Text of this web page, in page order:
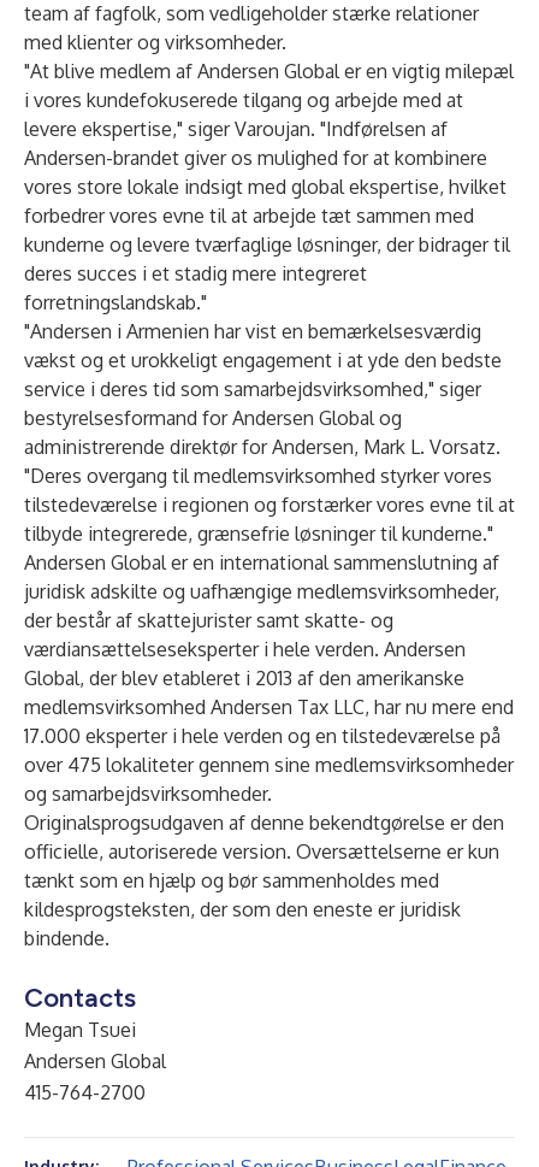
team af fagfolk, som vedligeholder stærke relationer
med klienter og virksomheder.
"At blive medlem af Andersen Global er en vigtig milepæl
i vores kundefokuserede tilgang og arbejde med at
levere ekspertise," siger Varoujan. "Indførelsen af
Andersen-brandet giver os mulighed for at kombinere
vores store lokale indsigt med global ekspertise, hvilket
forbedrer vores evne til at arbejde tæt sammen med
kunderne og levere tværfaglige løsninger, der bidrager til
deres succes i et stadig mere integreret
forretningslandskab."
"Andersen i Armenien har vist en bemærkelsesværdig
vækst og et urokkeligt engagement i at yde den bedste
service i deres tid som samarbejdsvirksomhed," siger
bestyrelsesformand for Andersen Global og
administrerende direktør for Andersen, Mark L. Vorsatz.
"Deres overgang til medlemsvirksomhed styrker vores
tilstedeværelse i regionen og forstærker vores evne til at
tilbyde integrerede, grænsefrie løsninger til kunderne."
Andersen Globaler en international sammenslutning af
juridisk adskilte og uafhængige medlemsvirksomheder,
der består af skattejurister samt skatte- og
værdiansættelseseksperter i hele verden. Andersen
Global, der blev etableret i 2013 af den amerikanske
medlemsvirksomhed Andersen Tax LLC, har nu mere end
17.000 eksperter i hele verden og en tilstedeværelse på
over 475 lokaliteter gennem sine medlemsvirksomheder
og samarbejdsvirksomheder.
Originalsprogsudgaven af denne bekendtgørelse er den
officielle, autoriserede version. Oversættelserne er kun
tænkt som en hjælp og bør sammenholdes med
kildesprogsteksten, der som den eneste er juridisk
bindende.
Contacts
Megan Tsuei
Andersen Global
415-764-2700